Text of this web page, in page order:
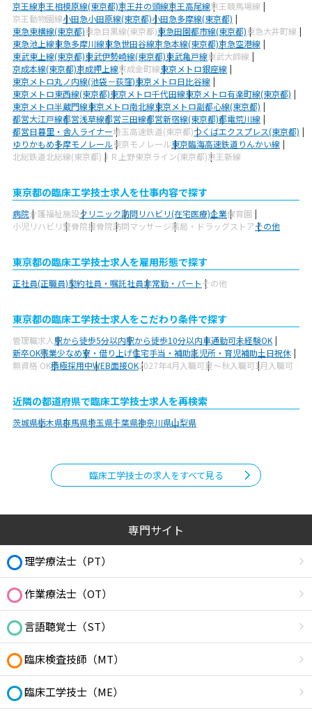
京王線京王相模原線(東京都)京王井の頭線京王高尾線京王競馬場線
京王動物園線小田急小田原線(東京都)小田急多摩線(東京都)
東急東横線(東京都)東急目黒線(東京都)東急田園都市線(東京都)東急大井町線
東急池上線東急多摩川線東急世田谷線京急本線(東京都)京急空港線
東武東上線(東京都)東武伊勢崎線(東京都)東武亀戸線東武大師線
京成本線(東京都)京成押上線京成金町線東京メトロ銀座線
東京メトロ丸ノ内線(池袋－荻窪)東京メトロ日比谷線
東京メトロ東西線(東京都)東京メトロ千代田線東京メトロ有楽町線(東京都)
東京メトロ半蔵門線東京メトロ南北線東京メトロ副都心線(東京都)
都営大江戸線都営浅草線都営三田線都営新宿線(東京都)都電荒川線
都営日暮里・舎人ライナー埼玉高速鉄道(東京都)つくばエクスプレス(東京都)
ゆりかもめ多摩モノレール東京モノレール東京臨海高速鉄道りんかい線
北総鉄道北総線(東京都) ＪＲ上野東京ライン(東京都)京王新線
東京都の臨床工学技士求人を仕事内容で探す
病院介護福祉施設クリニック訪問リハビリ(在宅医療)企業保育園
小児リハビリ整骨院接骨院訪問マッサージ薬局・ドラッグストアその他
東京都の臨床工学技士求人を雇用形態で探す
正社員(正職員)契約社員・嘱託社員非常勤・パートその他
東京都の臨床工学技士求人をこだわり条件で探す
管理職求人駅から徒歩5分以内駅から徒歩10分以内車通勤可未経験OK
新卒OK残業少なめ寮・借り上げ住宅手当・補助託児所・育児補助土日祝休
無資格 OK積極採用中WEB面接OK2027年4月入職可夏～秋入職可1月入職可
近隣の都道府県で臨床工学技士求人を再検索
茨城県栃木県群馬県埼玉県千葉県神奈川県山梨県
臨床工学技士の求人をすべて見る
専門サイト
理学療法士（PT）
作業療法士（OT）
言語聴覚士（ST）
臨床検査技師（MT）
臨床工学技士（ME）